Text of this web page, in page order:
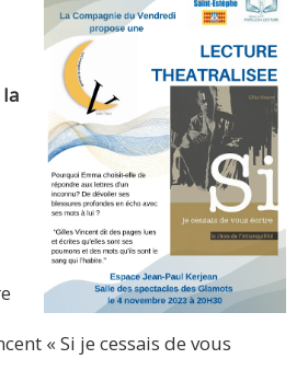
« Si je cessais de vous